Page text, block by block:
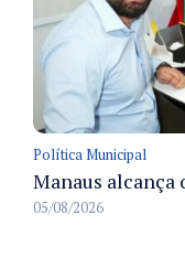
Política Municipal
05/08/2026